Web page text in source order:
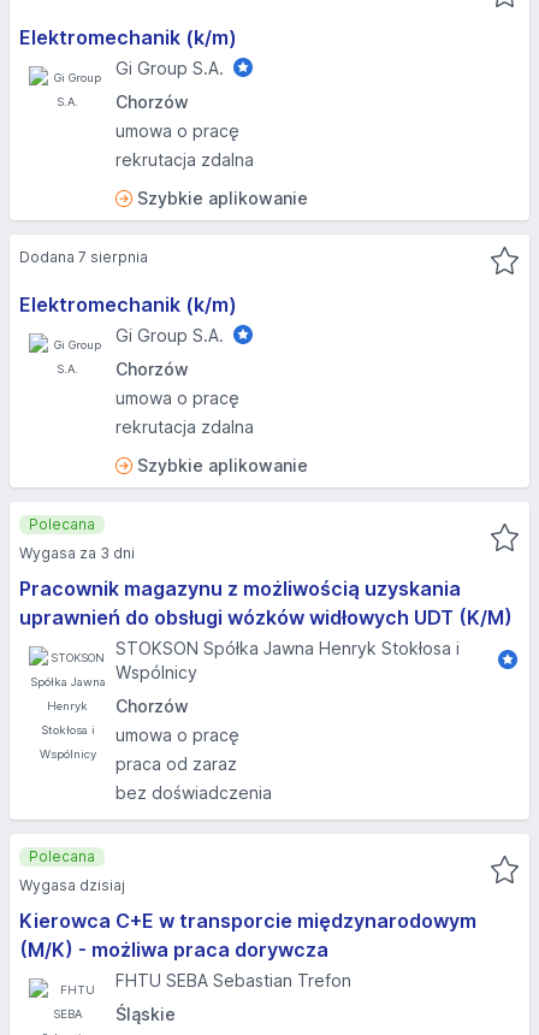
Elektromechanik (k/m)
Gi Group S.A.
Chorzów
umowa o pracę
rekrutacja zdalna
Szybkie aplikowanie
Elektromechanik (k/m)
Gi Group S.A.
Chorzów
umowa o pracę
rekrutacja zdalna
Szybkie aplikowanie
Dodana 7 sierpnia
Pracownik magazynu z możliwością uzyskania
uprawnień do obsługi wózków widłowych UDT (K/M)
STOKSON Spółka Jawna Henryk Stokłosa i
Wspólnicy
Chorzów
umowa o pracę
praca od zaraz
bez doświadczenia
Polecana
Wygasa za 3 dni
Kierowca C+E w transporcie międzynarodowym
(M/K) - możliwa praca dorywcza
FHTU SEBA Sebastian Trefon
Śląskie
Polecana
Wygasa dzisiaj